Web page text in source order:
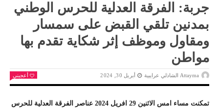
جربة: الفرقة العدلية للحرس الوطني
بمدنين تلقي القبض على سمسار
ومقاول وموظف إثر شكاية تقدم بها
مواطن
Attayma الشاذلي عرايبية أبريل 30, 2024 أعجبني
تمكنت مساء امس الاثنين 29 افريل 2024 عناصر الفرقة العدلية للحرس